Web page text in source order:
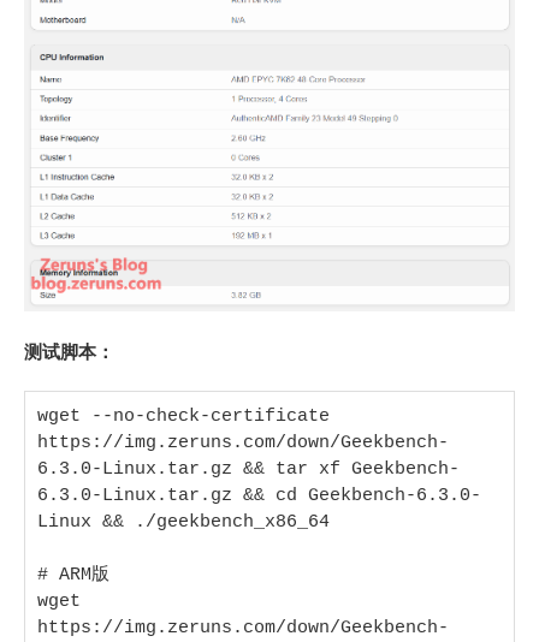
测试脚本：
wget --no-check-certificate
https://img.zeruns.com/down/Geekbench-
6.3.0-Linux.tar.gz && tar xf Geekbench-
6.3.0-Linux.tar.gz && cd Geekbench-6.3.0-
Linux && ./geekbench_x86_64
# ARM版
wget
https://img.zeruns.com/down/Geekbench-